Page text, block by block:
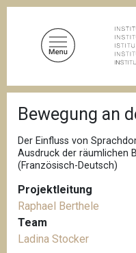
D
f
a
d
n
a
v
i
g
a
t
i
o
Bewegung an
Der Einfluss von
Ausdruck der räumlichen
(Französisch-Deutsch)
Projektleitung
Raphael Berthele
Team
Ladina Stocker